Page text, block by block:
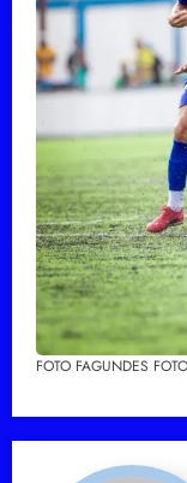
FOTO FAGUNDES